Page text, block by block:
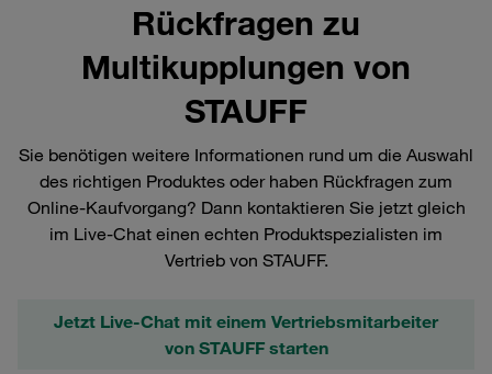
Rückfragen zu
Multikupplungen von
STAUFF
Sie benötigen weitere Informationen rund um die Auswahl
des richtigen Produktes oder haben Rückfragen zum
Online-Kaufvorgang? Dann kontaktieren Sie jetzt gleich
im Live-Chat einen echten Produktspezialisten im
Vertrieb von STAUFF.
Jetzt Live-Chat mit einem Vertriebsmitarbeiter
von STAUFF starten